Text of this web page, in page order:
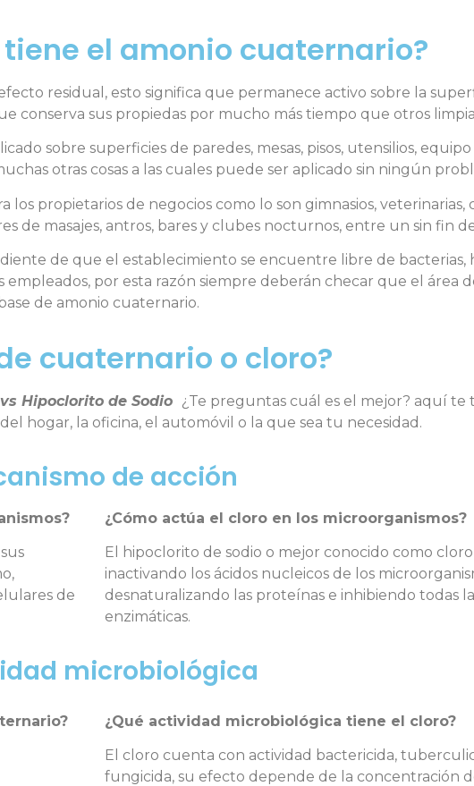
el amonio cuaternario?
residual, esto significa que permanece activo sobre la
conserva sus propiedas por mucho más tiempo que otros
sobre superficies de paredes, mesas, pisos, utensilios,
otras cosas a las cuales puede ser aplicado sin ningún
los propietarios de negocios como lo son gimnasios, veterinarias,
de masajes, antros, bares y clubes nocturnos, entre un sin fin
de que el establecimiento se encuentre libre de bacterias,
por esta razón siempre deberán checar que el área
de amonio cuaternario.
cuaternario o cloro?
Hipoclorito de Sodio ¿Te preguntas cuál es el mejor? aquí te
hogar, la oficina, el automóvil o la que sea tu necesidad.
de acción
de
¿Cómo actúa el cloro en los microorganismos?
El hipoclorito de sodio o mejor conocido como
inactivando los ácidos nucleicos de los
desnaturalizando las proteínas e inhibiendo todas
enzimáticas.
microbiológica
¿Qué actividad microbiológica tiene el cloro?
El cloro cuenta con actividad bactericida,
fungicida, su efecto depende de la concentración